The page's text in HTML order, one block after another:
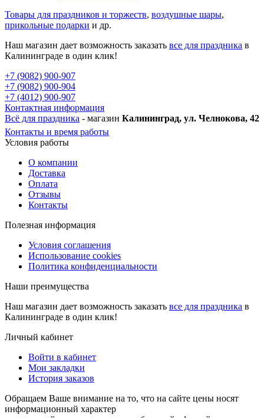
Товары для праздников и торжеств, воздушные шары,
прикольные подарки и др.
Наш магазин дает возможность заказать все для праздника в
Калининграде в один клик!
+7 (9082) 900-907
+7 (9082) 900-904
+7 (4012) 900-907
Контактная информация
Всё для праздника - магазин Калининград, ул. Челнокова, 42
Контакты и время работы
Условия работы
О компании
Доставка
Оплата
Отзывы
Контакты
Полезная информация
Условия соглашения
Использование cookies
Политика конфиденциальности
Наши преимущества
Наш магазин дает возможность заказать все для праздника в
Калининграде в один клик!
Личный кабинет
Войти в кабинет
Мои закладки
История заказов
Обращаем Ваше внимание на то, что на сайте цены носят
информационный характер